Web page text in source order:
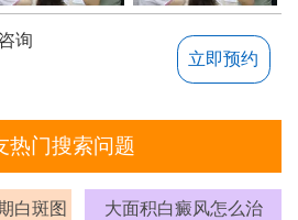
询
立即预约
热门搜索问题
白斑图 大面积白癜风怎么治